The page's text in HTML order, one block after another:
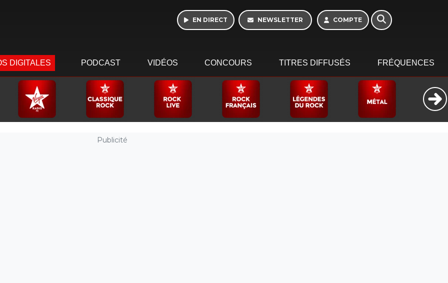
EN DIRECT NEWSLETTER COMPTE
DIGITALES PODCAST VIDÉOS CONCOURS TITRES DIFFUSÉS FRÉQUENCES
Publicité